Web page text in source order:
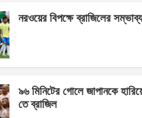
n
g
er
s
e
নরওয়ের বিপক্ষে ব্রাজিলের
৯৬ মিনিটের গোলে জাপানকে
তে ব্রাজিল